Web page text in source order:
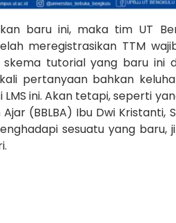
baru ini, maka tim UT
meregistrasikan TTM
skema tutorial yang baru ini
pertanyaan bahkan
ini. Akan tetapi, seperti
(BBLBA) Ibu Dwi Kristanti,
sesuatu yang baru,